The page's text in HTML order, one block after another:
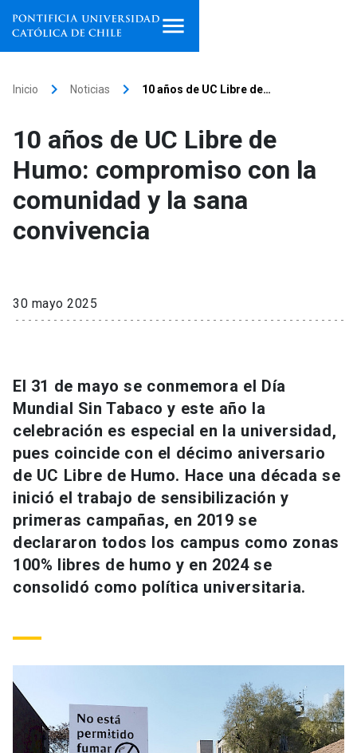
Facultades, escuelas e
institutos
Investigación
Información para keyboard_arrow_down
Futuros estudiantes
Estudiantes
Académicos
Personal
Padres y familia
Vecinos
Go to english site launch
ACCESOS DIRECTOS
Admisión launch
Correo UC launch
Medios Biblioteca launch
Donaciones
Inicio keyboard_arrow_right Noticias keyboard_arrow_right 10 años de UC Libre de…
10 años de UC Libre de
Humo: compromiso con la
comunidad y la sana
convivencia
30 mayo 2025
El 31 de mayo se conmemora el Día
Mundial Sin Tabaco y este año la
celebración es especial en la universidad,
pues coincide con el décimo aniversario
de UC Libre de Humo. Hace una década se
inició el trabajo de sensibilización y
primeras campañas, en 2019 se
declararon todos los campus como zonas
100% libres de humo y en 2024 se
consolidó como política universitaria.